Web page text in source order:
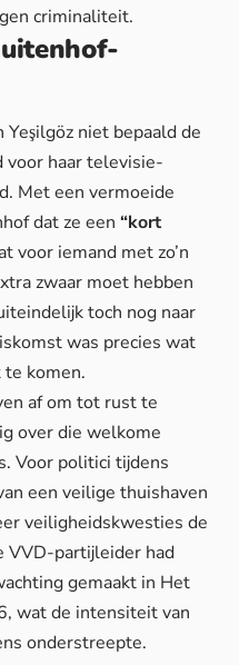
criminaliteit.
niet bepaald de
voor haar televisie-
Met een vermoeide
dat ze een “kort
voor iemand met zo’n
zwaar moet hebben
toch nog naar
was precies wat
komen.
af om tot rust te
over die welkome
Voor politici tijdens
een veilige thuishaven
veiligheidskwesties de
VVD-partijleider had
gemaakt in Het
wat de intensiteit van
onderstreepte.